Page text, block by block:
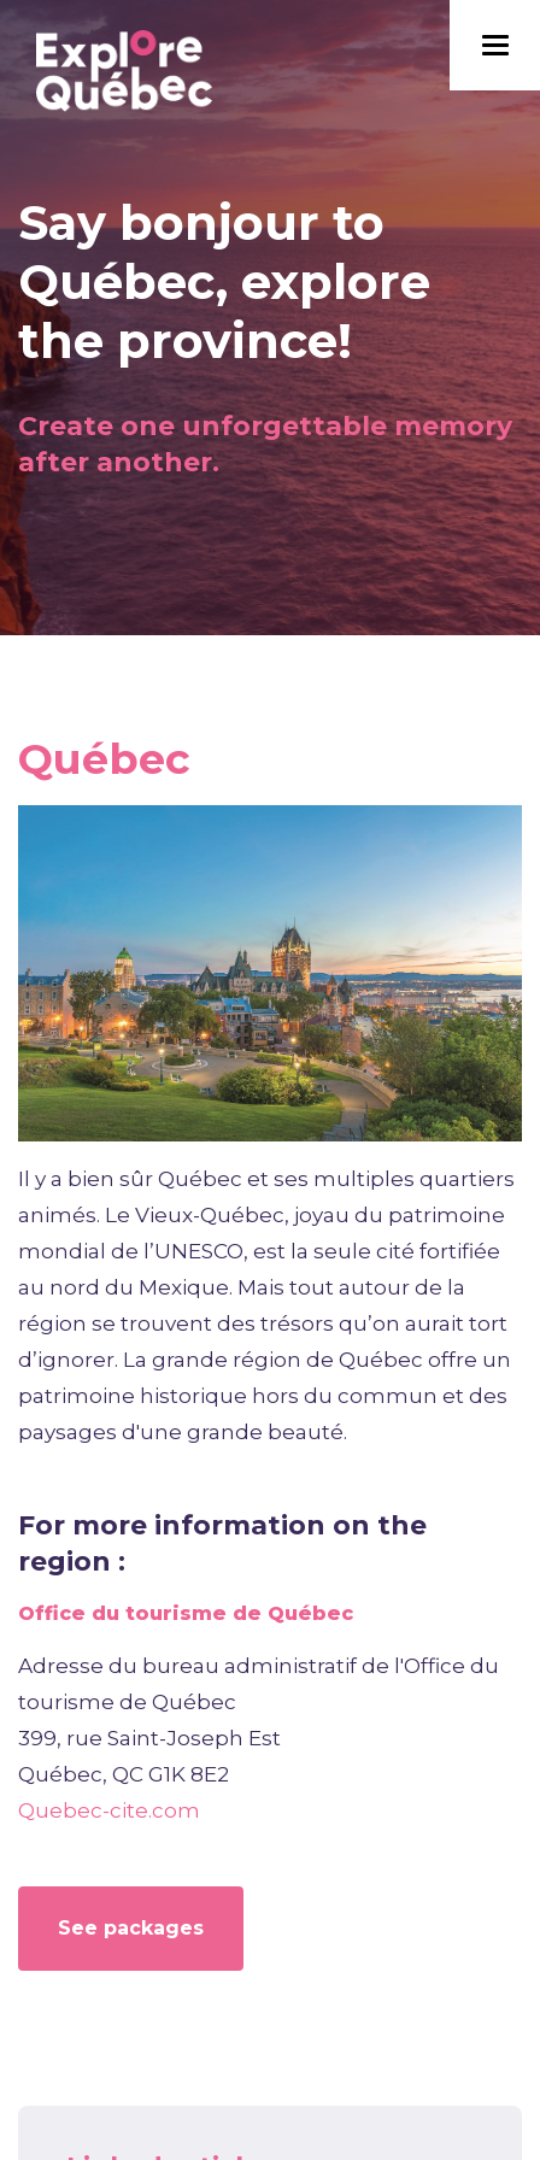
Say bonjour to
Québec, explore
the province!
Create one unforgettable memory
after another.
Québec
Il y a bien sûr Québec et ses multiples quartiers
animés. Le Vieux-Québec, joyau du patrimoine
mondial de l’UNESCO, est la seule cité fortifiée
au nord du Mexique. Mais tout autour de la
région se trouvent des trésors qu’on aurait tort
d’ignorer. La grande région de Québec offre un
patrimoine historique hors du commun et des
paysages d'une grande beauté.
For more information on the
region :
Office du tourisme de Québec
Adresse du bureau administratif de l'Office du
tourisme de Québec
399, rue Saint-Joseph Est
Québec, QC G1K 8E2
Quebec-cite.com
See packages